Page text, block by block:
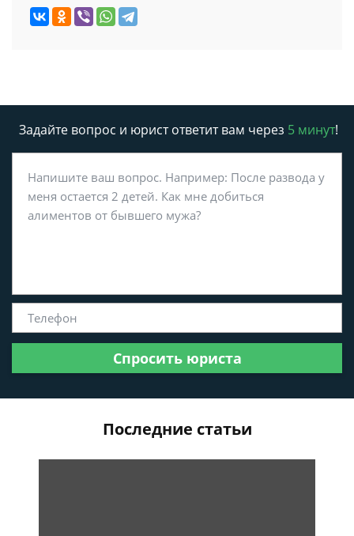
Задайте вопрос и юрист ответит вам через 5 минут!
Спросить юриста
Последние статьи